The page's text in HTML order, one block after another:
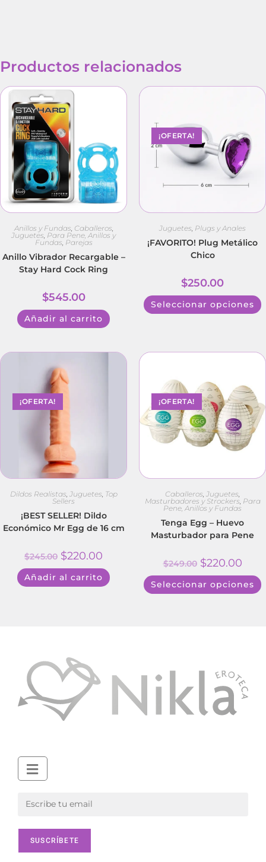
Productos relacionados
Anillos y Fundas Caballeros
Juguetes Para Pene, Anillos y
Fundas Parejas
Anillo Vibrador Recargable –
Stay Hard Cock Ring
$545.00
Añadir al carrito
¡OFERTA!
Juguetes Plugs y Anales
¡FAVORITO! Plug Metálico
Chico
$250.00
Seleccionar opciones
¡OFERTA!
Dildos Realistas Juguetes Top
Sellers
¡BEST SELLER! Dildo
Económico Mr Egg de 16 cm
$245.00 $220.00
Añadir al carrito
¡OFERTA!
Caballeros Juguetes
Masturbadores y Strockers Para
Pene, Anillos y Fundas
Tenga Egg – Huevo
Masturbador para Pene
$249.00 $220.00
Seleccionar opciones